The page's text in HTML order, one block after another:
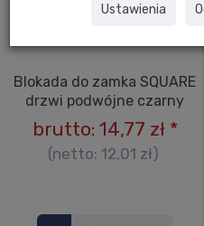
Blokada do zamka SQUARE
drzwi podwójne czarny
brutto: 14,77 zł*
(netto: 12,01 zł)
Ustawienia